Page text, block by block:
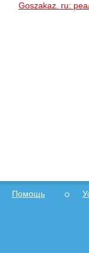
Goszakaz. ru:
Помощь